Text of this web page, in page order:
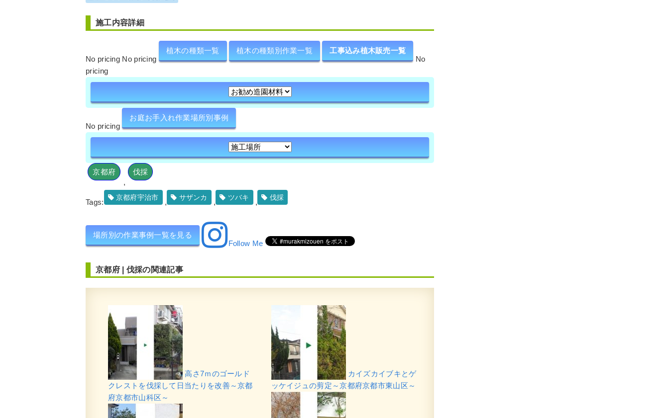
施工内容詳細
No pricing No pricing
植木の種類一覧 植木の種類別作業一覧
工事込み植木販売一覧
No
pricing
No pricing
お庭お手入れ作業場所別事例
京都府
,
伐採
Tags:
京都府宇治市
,
サザンカ
,
ツバキ
,
伐採
場所別の作業事例一覧を見る
Follow Me
京都府| 伐採の関連記事
高さ7ｍのゴールド
クレストを伐採して日当たりを改善～京都
府京都市山科区～
カイズカイブキとゲ
ッケイジュの剪定～京都府京都市東山区～